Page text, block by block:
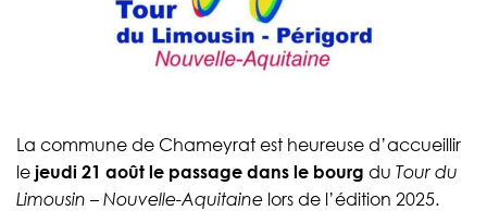
La commune de Chameyrat est heureuse d’accueillir
le jeudi 21 août le passage dans le bourg du Tour du
Limousin – Nouvelle-Aquitaine lors de l’édition 2025.